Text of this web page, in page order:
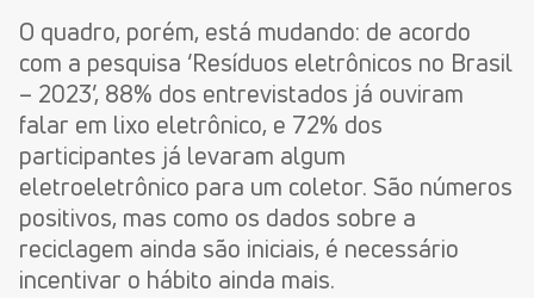
O quadro, porém, está mudando: de acordo
com a pesquisa ‘Resíduos eletrônicos no Brasil
– 2023’, 88% dos entrevistados já ouviram
falar em lixo eletrônico, e 72% dos
participantes já levaram algum
eletroeletrônico para um coletor. São números
positivos, mas como os dados sobre a
reciclagem ainda são iniciais, é necessário
incentivar o hábito ainda mais.